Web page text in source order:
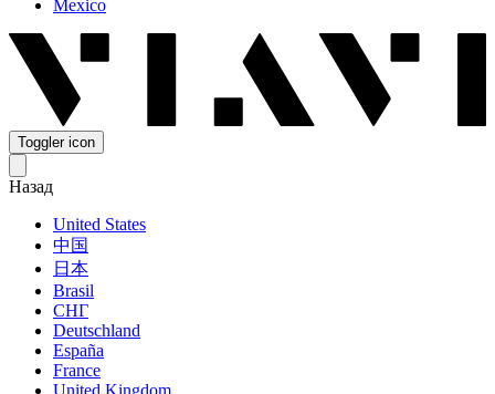
Mexico
Toggler icon
Назад
United States
中国
日本
Brasil
СНГ
Deutschland
España
France